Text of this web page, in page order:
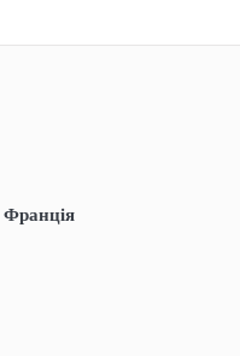
Франція